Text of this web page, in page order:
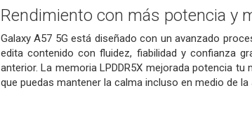
Rendimiento con más potencia y
Galaxy A57 5G está diseñado con un avanzado
edita contenido con fluidez, fiabilidad y confianza
anterior. La memoria LPDDR5X mejorada potencia
que puedas mantener la calma incluso en medio de